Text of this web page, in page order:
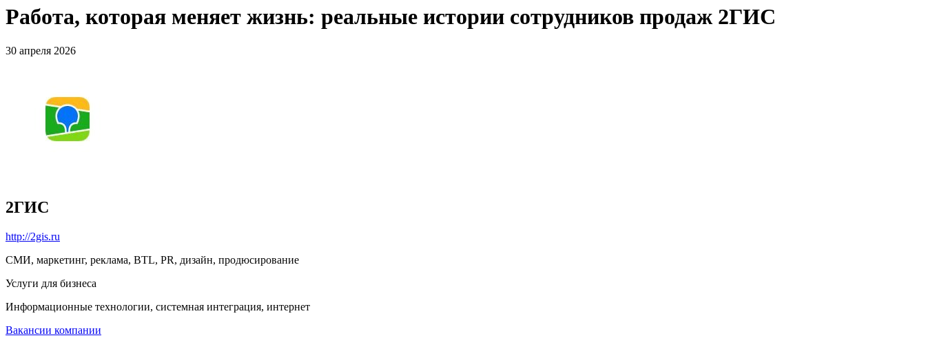
Работа, которая меняет жизнь: реальные истории сотрудников продаж 2ГИС
30 апреля 2026
2ГИС
http://2gis.ru
СМИ, маркетинг, реклама, BTL, PR, дизайн, продюсирование
Услуги для бизнеса
Информационные технологии, системная интеграция, интернет
Вакансии компании